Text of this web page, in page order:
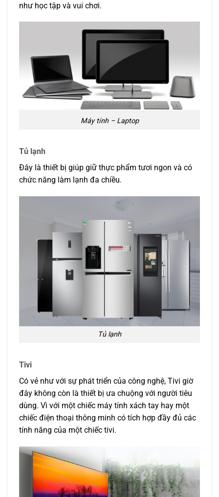
như học tập và vui chơi.
Máy tính – Laptop
Tủ lạnh
Đây là thiết bị giúp giữ thực phẩm tươi ngon và có
chức năng làm lạnh đa chiều.
Tủ lạnh
Tivi
Có vẻ như với sự phát triển của công nghệ, Tivi giờ
đây không còn là thiết bị ưa chuộng với người tiêu
dùng. Vì với một chiếc máy tính xách tay hay một
chiếc điện thoại thông minh có tích hợp đầy đủ các
tính năng của một chiếc tivi.